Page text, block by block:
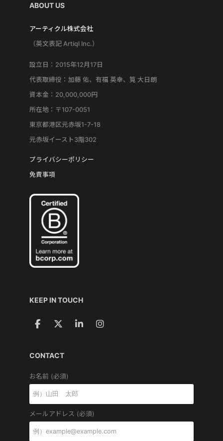
ABOUT US
アーティクル株式会社
（英文表記 Artiql Inc.）
設立日：2015年12月17日
代表取締役：加藤 佑、有福 英幸、筧 大日朗
資本金：20,000,000円
所在地：〒107-0051
東京都港区元赤坂1-7-18
元赤坂イースト3階302
プライバシーポリシー
免責事項
KEEP IN TOUCH
CONTACT
お名前 (必須)
メールアドレス (必須)